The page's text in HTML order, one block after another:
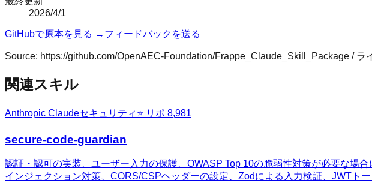
2026/4/1
GitHubで原本を見る → フィードバックを送る
Source: https://github.com/OpenAEC-Foundation/Frappe_Claude_Skill_Package / ラ
関連スキル
Anthropic Claudeセキュリティ ⭐ リポ 8,981
secure-code-guardian
認証・認可の実装、ユーザー入力の保護、OWASP Top 10の脆弱性対策が必要な場
インジェクション対策、CORS/CSPヘッダーの設定、Zodによる入力検証、JWTト